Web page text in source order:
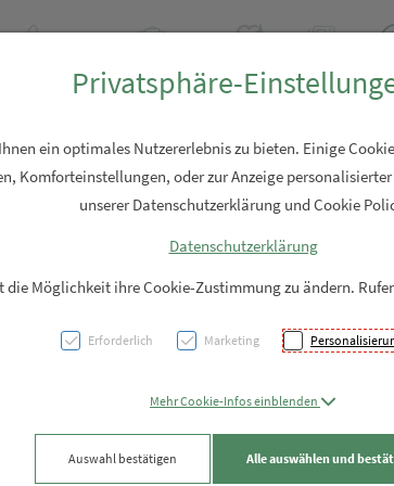
Privatsphäre-
ein optimales Nutzererlebnis zu bieten. Einige
Komforteinstellungen, oder zur Anzeige
unserer Datenschutzerklärung und Cookie
Datenschutzerklärung
die Möglichkeit ihre Cookie-Zustimmung zu ändern.
Erforderlich Marketing
Mehr Cookie-Infos einblenden
Auswahl bestätigen Alle auswählen und